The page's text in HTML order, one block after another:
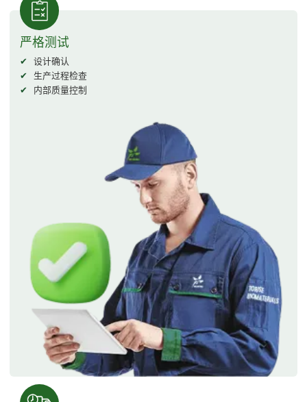
严格测试
设计确认
生产过程检查
内部质量控制